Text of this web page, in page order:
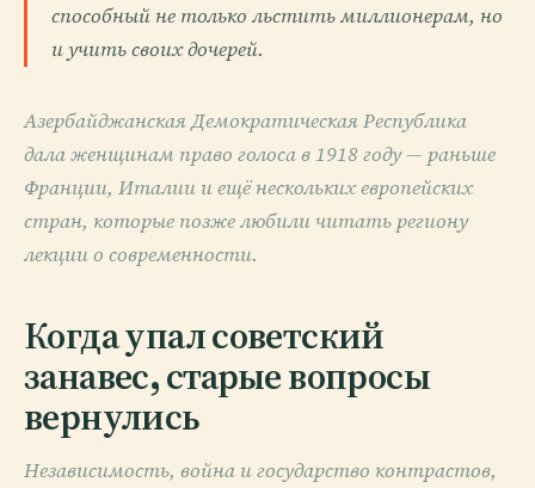
способный не только льстить миллионерам, но
и учить своих дочерей.
Азербайджанская Демократическая Республика
дала женщинам право голоса в 1918 году — раньше
Франции, Италии и ещё нескольких европейских
стран, которые позже любили читать региону
лекции о современности.
Когда упал советский
занавес, старые вопросы
вернулись
Независимость, война и государство контрастов,